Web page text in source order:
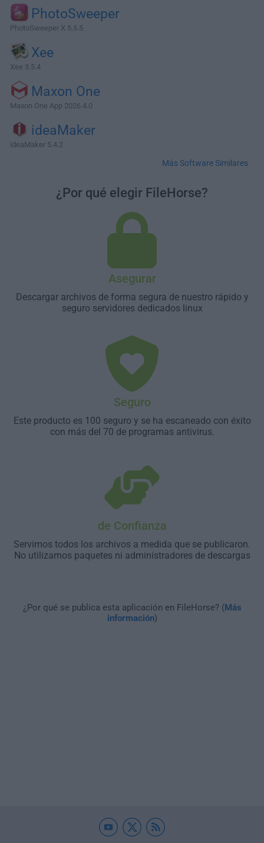
PhotoSweeper
PhotoSweeper X 5.5.5
Xee
Xee 3.5.4
Maxon One
Maxon One App 2026.4.0
ideaMaker
ideaMaker 5.4.2
Más Software Similares
¿Por qué elegir FileHorse?
Asegurar
Descargar archivos de forma segura de nuestro rápido y
seguro servidores dedicados linux
Seguro
Este producto es 100 seguro y se ha escaneado con éxito
con más del 70 de programas antivirus.
de Confianza
Servimos todos los archivos a medida que se publicaron.
No utilizamos paquetes ni administradores de descargas
¿Por qué se publica esta aplicación en FileHorse? (Más
información)